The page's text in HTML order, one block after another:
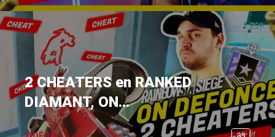
2 CHEATERS en RANKED
DIAMANT, ON...
35